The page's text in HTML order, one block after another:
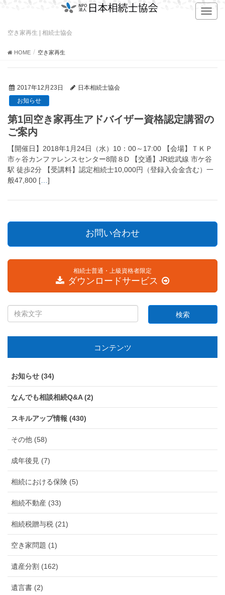
T
o
a
o
n
空き家再生 | 相続士協会
HOME 空き家再生
2017年12月23日
日本相続士協会
お知らせ
第1回空き家再生アドバイザー資格認定講習の
ご案内
【開催日】2018年1月24日（水）10：00～17:00 【会場】ＴＫＰ
市ヶ谷カンファレンスセンター8階８D 【交通】JR総武線 市ケ谷
駅 徒歩2分 【受講料】認定相続士10,000円（登録入会金含む）一
般47,800 [
]
お問い合わせ
相続士普通・上級資格者限定
ダウンロードサービス
コンテンツ
お知らせ (34)
なんでも相談相続Q&A (2)
スキルアップ情報 (430)
その他 (58)
成年後見 (7)
相続における保険 (5)
相続不動産 (33)
相続税贈与税 (21)
空き家問題 (1)
遺産分割 (162)
遺言書 (2)